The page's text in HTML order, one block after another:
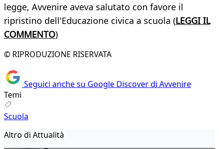
legge, Avvenire aveva salutato con favore il
ripristino dell'Educazione civica a scuola (LEGGI IL
COMMENTO)
© RIPRODUZIONE RISERVATA
Seguici anche su Google Discover di Avvenire
Temi
Scuola
Altro di Attualità